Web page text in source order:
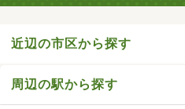
近辺の市区から探す
周辺の駅から探す